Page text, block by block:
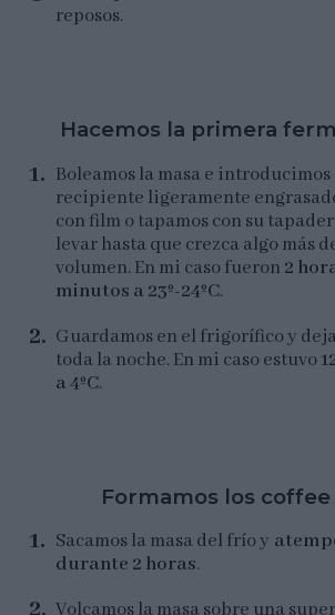
reposos.
Hacemos la primera
Boleamos la masa e introducimos
recipiente ligeramente
con film o tapamos con su
levar hasta que crezca algo más
volumen. En mi caso fueron 2
minutos a 23º-24ºC.
Guardamos en el frigorífico y
toda la noche. En mi caso estuvo
a 4ºC.
Formamos los coffee
Sacamos la masa del frío y
durante 2 horas.
Volcamos la masa sobre una